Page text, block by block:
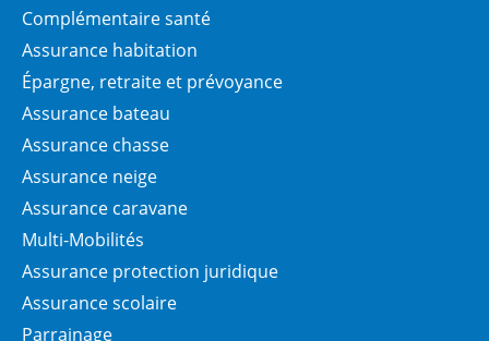
Complémentaire santé
Assurance habitation
Épargne, retraite et prévoyance
Assurance bateau
Assurance chasse
Assurance neige
Assurance caravane
Multi-Mobilités
Assurance protection juridique
Assurance scolaire
Parrainage